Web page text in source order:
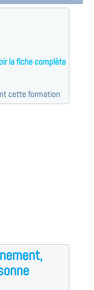
la fiche complète
cette formation